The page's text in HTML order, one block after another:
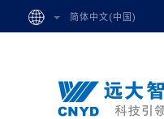
简体中文(中国)